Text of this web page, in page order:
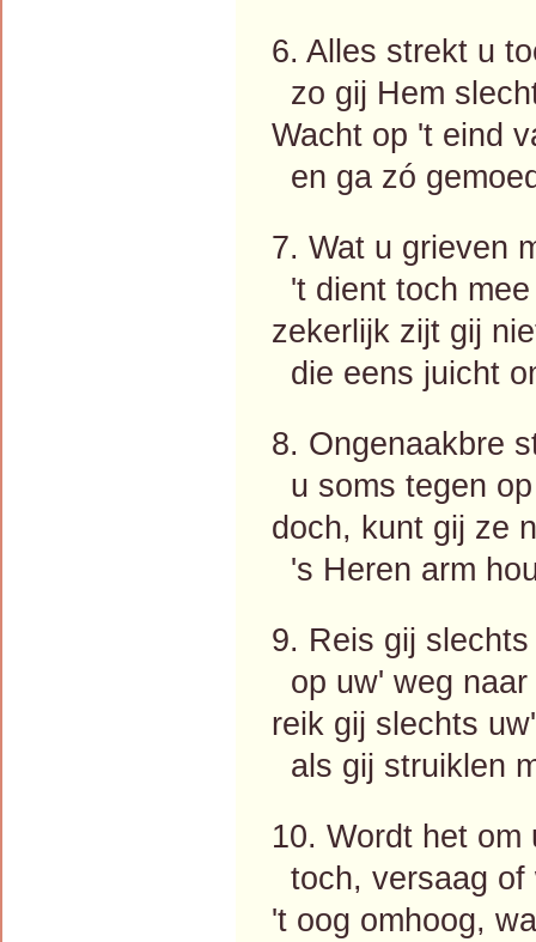
6. Alles strekt u
zo gij Hem
Wacht op 't eind
en ga zó
7. Wat u grieven
't dient toch
zekerlijk zijt gij
die eens juicht
8. Ongenaakbre
u soms tegen
doch, kunt gij ze
's Heren arm
9. Reis gij
op uw' weg
reik gij slechts
als gij struiklen
10. Wordt het om
toch, versaag of
't oog omhoog,